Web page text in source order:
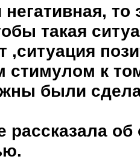
то
такая
,ситуация
стимулом к
были
рассказала